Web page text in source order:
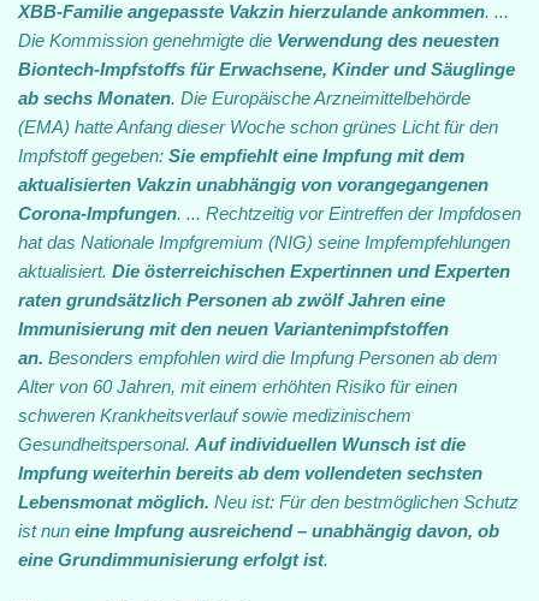
XBB-Familie angepasste Vakzin hierzulande ankommen. ...
Die Kommission genehmigte die Verwendung des neuesten
Biontech-Impfstoffs für Erwachsene, Kinder und Säuglinge
ab sechs Monaten. Die Europäische Arzneimittelbehörde
(EMA) hatte Anfang dieser Woche schon grünes Licht für den
Impfstoff gegeben: Sie empfiehlt eine Impfung mit dem
aktualisierten Vakzin unabhängig von vorangegangenen
Corona-Impfungen. ... Rechtzeitig vor Eintreffen der Impfdosen
hat das Nationale Impfgremium (NIG) seine Impfempfehlungen
aktualisiert. Die österreichischen Expertinnen und Experten
raten grundsätzlich Personen ab zwölf Jahren eine
Immunisierung mit den neuen Variantenimpfstoffen
an. Besonders empfohlen wird die Impfung Personen ab dem
Alter von 60 Jahren, mit einem erhöhten Risiko für einen
schweren Krankheitsverlauf sowie medizinischem
Gesundheitspersonal. Auf individuellen Wunsch ist die
Impfung weiterhin bereits ab dem vollendeten sechsten
Lebensmonat möglich. Neu ist: Für den bestmöglichen Schutz
ist nun eine Impfung ausreichend – unabhängig davon, ob
eine Grundimmunisierung erfolgt ist.